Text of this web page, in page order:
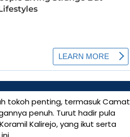
tokoh penting, termasuk Camat
penuh. Turut hadir pula
Kalirejo, yang ikut serta